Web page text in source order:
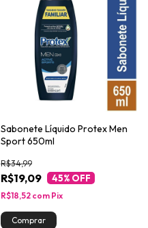
Sabonete Líquido Protex Men
Sport 650ml
R$19,09
R$34,99
45% OFF
R$18,52 com Pix